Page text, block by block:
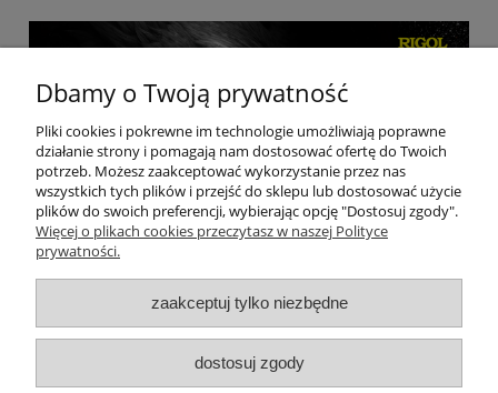
Moje konto
Gwarancja i zwroty
Dbamy o Twoją prywatność
Pliki cookies i pokrewne im technologie umożliwiają poprawne
działanie strony i pomagają nam dostosować ofertę do Twoich
potrzeb. Możesz zaakceptować wykorzystanie przez nas
wszystkich tych plików i przejść do sklepu lub dostosować użycie
plików do swoich preferencji, wybierając opcję "Dostosuj zgody".
Więcej o plikach cookies przeczytasz w naszej Polityce
prywatności.
zaakceptuj tylko niezbędne
dostosuj zgody